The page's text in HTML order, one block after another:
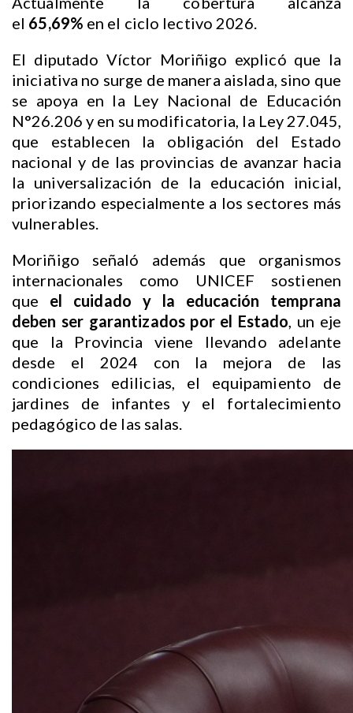
el 65,69% en el ciclo lectivo 2026.
El diputado Víctor Moriñigo explicó que la
iniciativa no surge de manera aislada, sino que
se apoya en la Ley Nacional de Educación
N°26.206 y en su modificatoria, la Ley 27.045,
que establecen la obligación del Estado
nacional y de las provincias de avanzar hacia
la universalización de la educación inicial,
priorizando especialmente a los sectores más
vulnerables.
Moriñigo señaló además que organismos
internacionales como UNICEF sostienen
que el cuidado y la educación temprana
deben ser garantizados por el Estado, un eje
que la Provincia viene llevando adelante
desde el 2024 con la mejora de las
condiciones edilicias, el equipamiento de
jardines de infantes y el fortalecimiento
pedagógico de las salas.